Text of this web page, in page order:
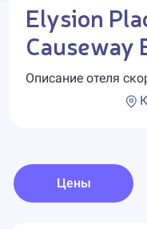
Elysion
Causeway
Описание отеля
Цены